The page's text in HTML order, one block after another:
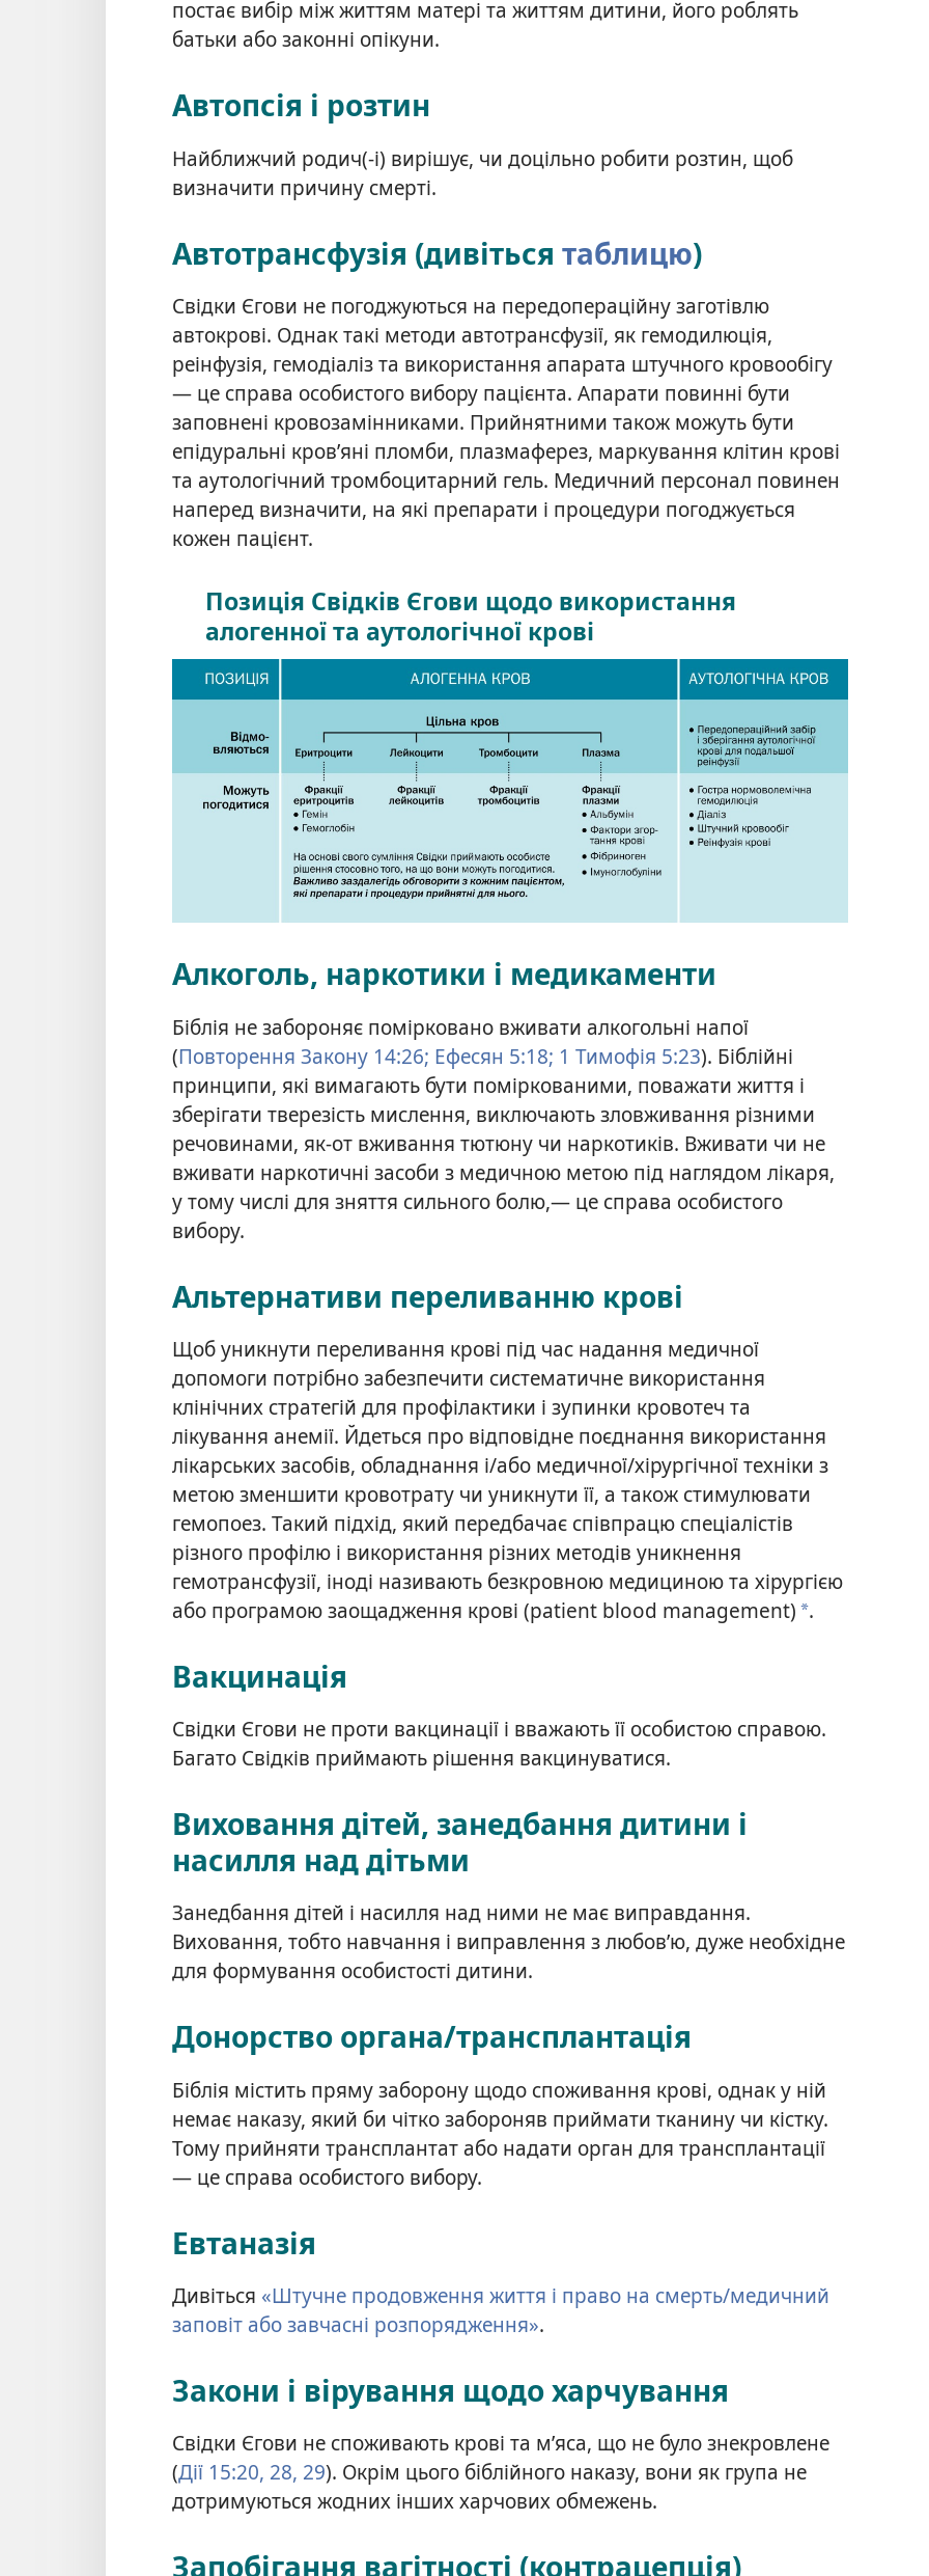
постає вибір між життям матері та життям дитини, його роблять
батьки або законні опікуни.
Автопсія і розтин
Найближчий родич(-і) вирішує, чи доцільно робити розтин, щоб
визначити причину смерті.
Автотрансфузія (дивіться таблицю)
Свідки Єгови не погоджуються на передопераційну заготівлю
автокрові. Однак такі методи автотрансфузії, як гемодилюція,
реінфузія, гемодіаліз та використання апарата штучного кровообігу
— це справа особистого вибору пацієнта. Апарати повинні бути
заповнені кровозамінниками. Прийнятними також можуть бути
епідуральні кров’яні пломби, плазмаферез, маркування клітин крові
та аутологічний тромбоцитарний гель. Медичний персонал повинен
наперед визначити, на які препарати і процедури погоджується
кожен пацієнт.
Позиція Свідків Єгови щодо використання
алогенної та аутологічної крові
Алкоголь, наркотики і медикаменти
Біблія не забороняє помірковано вживати алкогольні напої
(Повторення Закону 14:26; Ефесян 5:18; 1 Тимофія 5:23). Біблійні
принципи, які вимагають бути поміркованими, поважати життя і
зберігати тверезість мислення, виключають зловживання різними
речовинами, як-от вживання тютюну чи наркотиків. Вживати чи не
вживати наркотичні засоби з медичною метою під наглядом лікаря,
у тому числі для зняття сильного болю,— це справа особистого
вибору.
Альтернативи переливанню крові
Щоб уникнути переливання крові під час надання медичної
допомоги потрібно забезпечити систематичне використання
клінічних стратегій для профілактики і зупинки кровотеч та
лікування анемії. Йдеться про відповідне поєднання використання
лікарських засобів, обладнання і/або медичної/хірургічної техніки з
метою зменшити кровотрату чи уникнути її, а також стимулювати
гемопоез. Такий підхід, який передбачає співпрацю спеціалістів
різного профілю і використання різних методів уникнення
гемотрансфузії, іноді називають безкровною медициною та хірургією
або програмою заощадження крові (patient blood management) a.
Вакцинація
Свідки Єгови не проти вакцинації і вважають її особистою справою.
Багато Свідків приймають рішення вакцинуватися.
Виховання дітей, занедбання дитини і
насилля над дітьми
Занедбання дітей і насилля над ними не має виправдання.
Виховання, тобто навчання і виправлення з любов’ю, дуже необхідне
для формування особистості дитини.
Донорство органа/трансплантація
Біблія містить пряму заборону щодо споживання крові, однак у ній
немає наказу, який би чітко забороняв приймати тканину чи кістку.
Тому прийняти трансплантат або надати орган для трансплантації
— це справа особистого вибору.
Евтаназія
Дивіться «Штучне продовження життя і право на смерть/медичний
заповіт або завчасні розпорядження».
Закони і вірування щодо харчування
Свідки Єгови не споживають крові та м’яса, що не було знекровлене
(Дії 15:20, 28, 29). Окрім цього біблійного наказу, вони як група не
дотримуються жодних інших харчових обмежень.
Запобігання вагітності (контрацепція)